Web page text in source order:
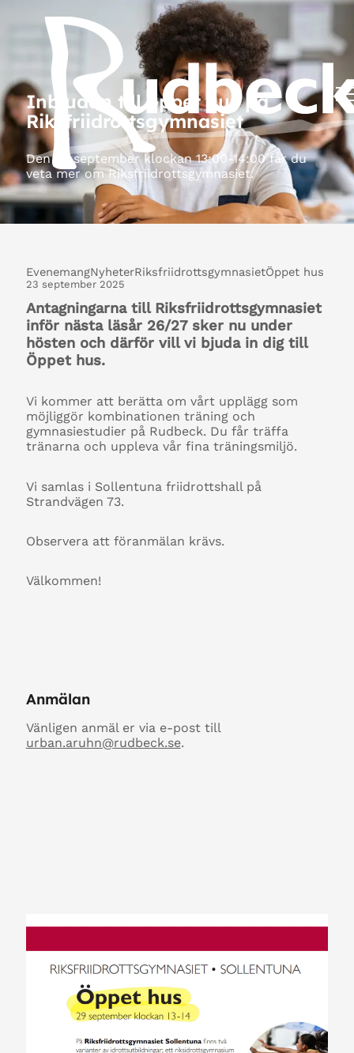
Inbjudan till öppet hus på
Riksfriidrottsgymnasiet
Den 29 september klockan 13:00-14:00 får du
veta mer om Riksfriidrottsgymnasiet.
23 september 2025
EvenemangNyheterRiksfriidrottsgymnasietÖppet hus
Antagningarna till Riksfriidrottsgymnasiet
inför nästa läsår 26/27 sker nu under
hösten och därför vill vi bjuda in dig till
Öppet hus.
Vi kommer att berätta om vårt upplägg som
möjliggör kombinationen träning och
gymnasiestudier på Rudbeck. Du får träffa
tränarna och uppleva vår fina träningsmiljö.
Vi samlas i Sollentuna friidrottshall på
Strandvägen 73.
Observera att föranmälan krävs.
Välkommen!
Anmälan
Vänligen anmäl er via e-post till
urban.aruhn@rudbeck.se.